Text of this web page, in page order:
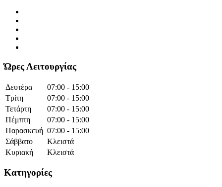
Ώρες Λειτουργίας
Δευτέρα
07:00 - 15:00
Τρίτη
07:00 - 15:00
Τετάρτη
07:00 - 15:00
Πέμπτη
07:00 - 15:00
Παρασκευή 07:00 - 15:00
Σάββατο
Κλειστά
Κυριακή
Κλειστά
Κατηγορίες